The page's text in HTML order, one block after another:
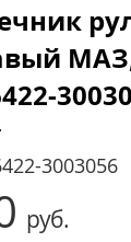
3003056
руб.